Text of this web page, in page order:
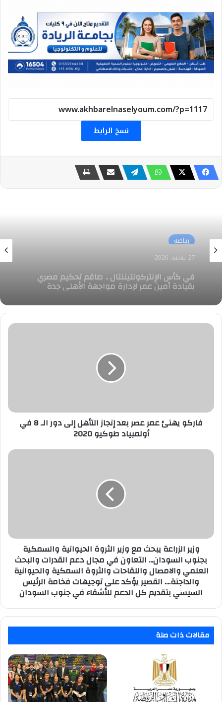
نسخ الرابط
رياضة
27 يوليو، 2026
رياضة
27 يوليو، 2026
انتخاب مجلس إدارة رابطة أندية القسم الأول
بالتزكية
فاركو
دور
أولمبياد
فاركو يهنئ عمر عصر بعد إنجاز التأهل إلى دور الـ 8 في
أولمبياد طوكيو 2020
وزير
بجنوب
السودان...
التعاون
في
والبحث
العلمي
والامصال
واللقاحات
وزير الزراعة يبحث مع وزير الثروة الحيوانية والسمكية
بجنوب السودان... التعاون في مجال دعم القدرات والبحث
العلمي والامصال واللقاحات والثروة السمكية والحيوانية
والداجنة.... القصير يؤكد على توجيهات فخامة الرئيس
السيسي بتقديم كل الدعم للأشقاء في جنوب السودان
مقالات ذات صلة